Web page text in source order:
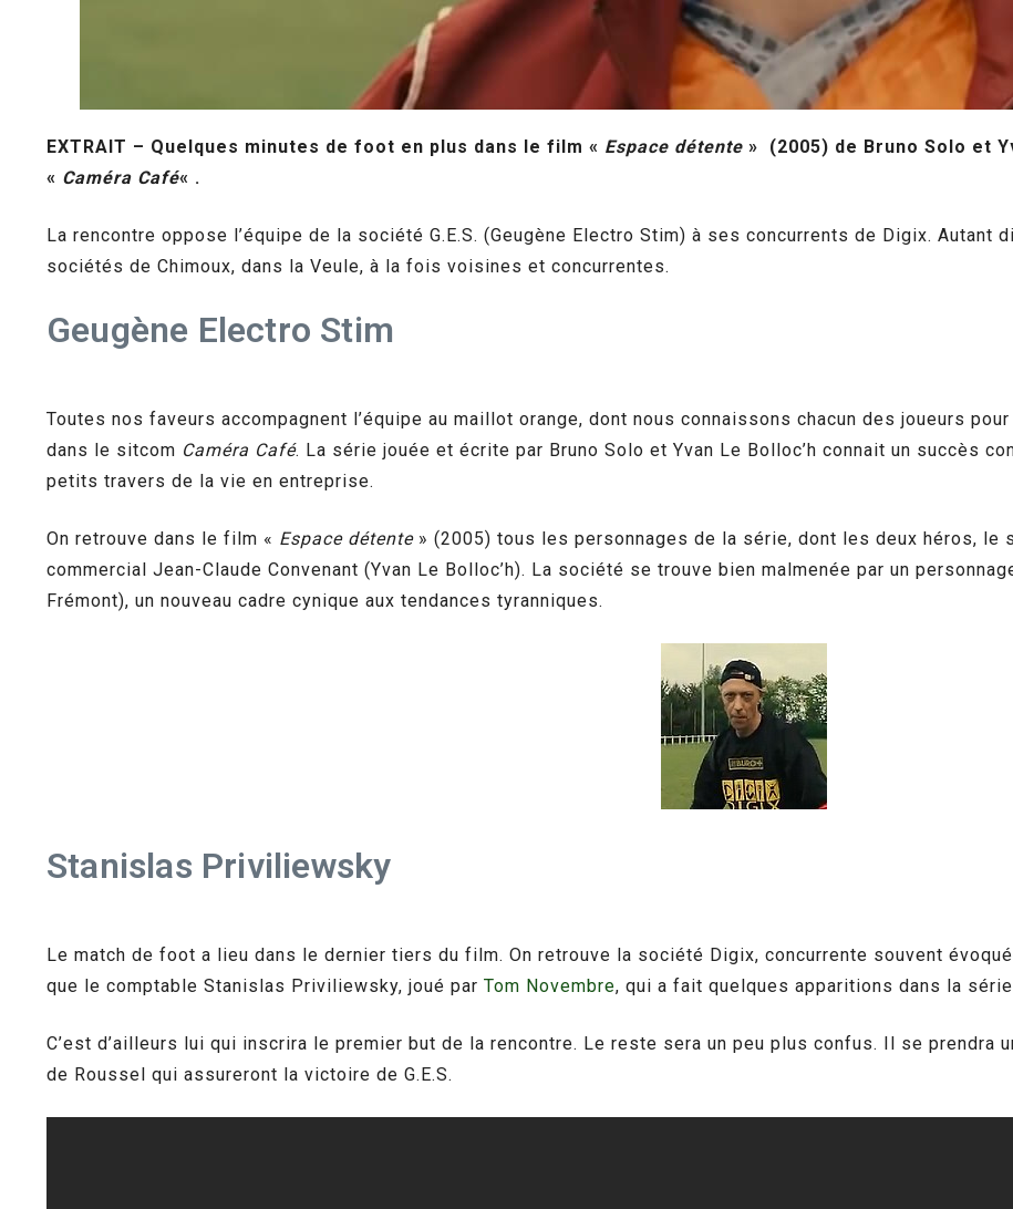
EXTRAIT – Quelques minutes de foot en plus dans le film « Espace détente » (2005) de Bruno Solo et
« Caméra Café« .
La rencontre oppose l’équipe de la société G.E.S. (Geugène Electro Stim) à ses concurrents de Digix. Autant
sociétés de Chimoux, dans la Veule, à la fois voisines et concurrentes.
Geugène Electro Stim
Toutes nos faveurs accompagnent l’équipe au maillot orange, dont nous connaissons chacun des joueurs
dans le sitcom Caméra Café. La série jouée et écrite par Bruno Solo et Yvan Le Bolloc’h connait un succès
petits travers de la vie en entreprise.
On retrouve dans le film « Espace détente» (2005) tous les personnages de la série, dont les deux héros, le
commercial Jean-Claude Convenant (Yvan Le Bolloc’h). La société se trouve bien malmenée par un
Frémont), un nouveau cadre cynique aux tendances tyranniques.
Stanislas Priviliewsky
Le match de foot a lieu dans le dernier tiers du film. On retrouve la société Digix, concurrente souvent
que le comptable Stanislas Priviliewsky, joué par Tom Novembre, qui a fait quelques apparitions dans la
C’est d’ailleurs lui qui inscrira le premier but de la rencontre. Le reste sera un peu plus confus. Il se prendra
de Roussel qui assureront la victoire de G.E.S.